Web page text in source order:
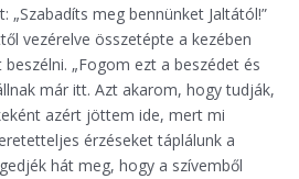
„Szabadíts meg bennünket Jaltától!”
vezérelve összetépte a kezében
„Fogom ezt a beszédet és
már itt. Azt akarom, hogy tudják,
azért jöttem ide, mert mi
érzéseket táplálunk a
hát meg, hogy a szívemből